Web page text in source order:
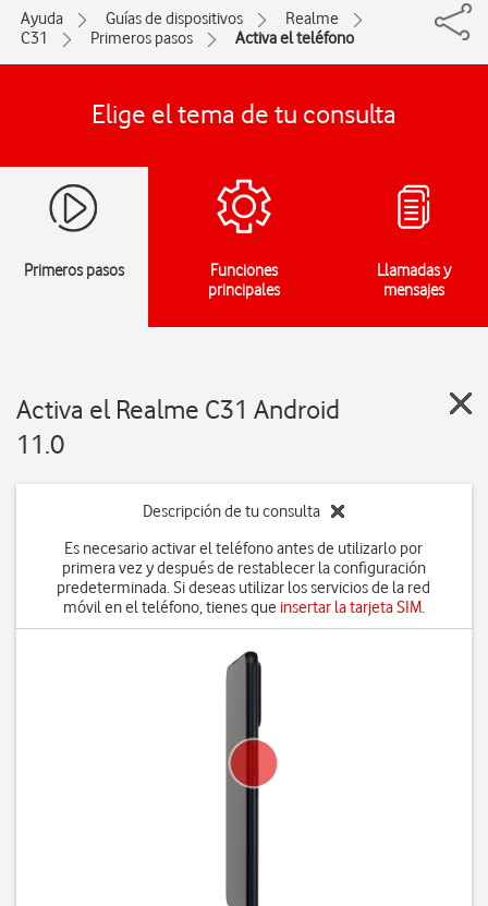
Ayuda Guías de dispositivos
Realme
C31
Primeros pasos Activa el teléfono
Elige el tema de tu consulta
Primeros pasos
Funciones
principales
Llamadas y
mensajes
Activa el Realme C31 Android
11.0
Descripción de tu consulta
Es necesario activar el teléfono antes de utilizarlo por
primera vez y después de restablecer la configuración
predeterminada. Si deseas utilizar los servicios de la red
móvil en el teléfono, tienes que insertar la tarjeta SIM.